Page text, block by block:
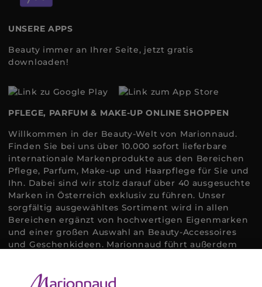
UNSERE APPS
Beauty immer an Ihrer Seite, jetzt gratis
downloaden!
PFLEGE, PARFUM & MAKE-UP ONLINE SHOPPEN
Willkommen in der Beauty-Welt von Marionnaud.
Finden Sie bei uns über 10.000 sofort lieferbare
internationale Markenprodukte aus den Bereichen
Pflege, Parfum, Make-up und Haarpflege für Sie und
Ihn. Dabei sind wir stolz darauf über 40 ausgesuchte
Marken in Österreich exklusiv zu führen. Unser
sorgfältig ausgewähltes Sortiment wird in allen
Bereichen ergänzt von hochwertigen Eigenmarken
und einer großen Auswahl an Beauty-Accessoires
und Geschenkideen. Marionnaud führt außerdem
Bedürfnissen individuell mit der perfekten Lösung